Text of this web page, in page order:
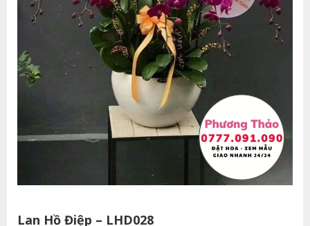
Lan Hồ Điệp – LHD028